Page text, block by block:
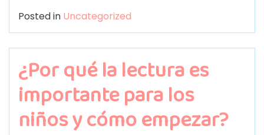
Posted in Uncategorized
¿Por qué la lectura es
importante para los
niños y cómo empezar?